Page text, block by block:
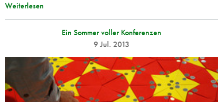
Weiterlesen
Ein Sommer voller Konferenzen
9 Jul. 2013